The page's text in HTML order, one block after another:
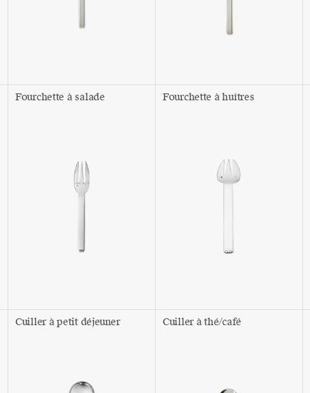
Fourchette à salade Fourchette à huîtres
Cuiller à petit déjeuner Cuiller à thé/café